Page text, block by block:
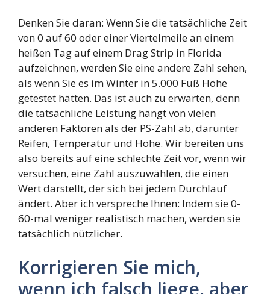
Denken Sie daran: Wenn Sie die tatsächliche Zeit
von 0 auf 60 oder einer Viertelmeile an einem
heißen Tag auf einem Drag Strip in Florida
aufzeichnen, werden Sie eine andere Zahl sehen,
als wenn Sie es im Winter in 5.000 Fuß Höhe
getestet hätten. Das ist auch zu erwarten, denn
die tatsächliche Leistung hängt von vielen
anderen Faktoren als der PS-Zahl ab, darunter
Reifen, Temperatur und Höhe. Wir bereiten uns
also bereits auf eine schlechte Zeit vor, wenn wir
versuchen, eine Zahl auszuwählen, die einen
Wert darstellt, der sich bei jedem Durchlauf
ändert. Aber ich verspreche Ihnen: Indem sie 0-
60-mal weniger realistisch machen, werden sie
tatsächlich nützlicher.
Korrigieren Sie mich,
wenn ich falsch liege, aber